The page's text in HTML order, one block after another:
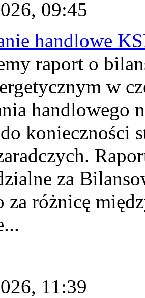
09:45
handlowe
raport o
w
handlowego
konieczności
za
za różnicę
11:39